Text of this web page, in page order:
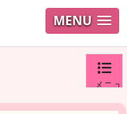
MENU
メニュ